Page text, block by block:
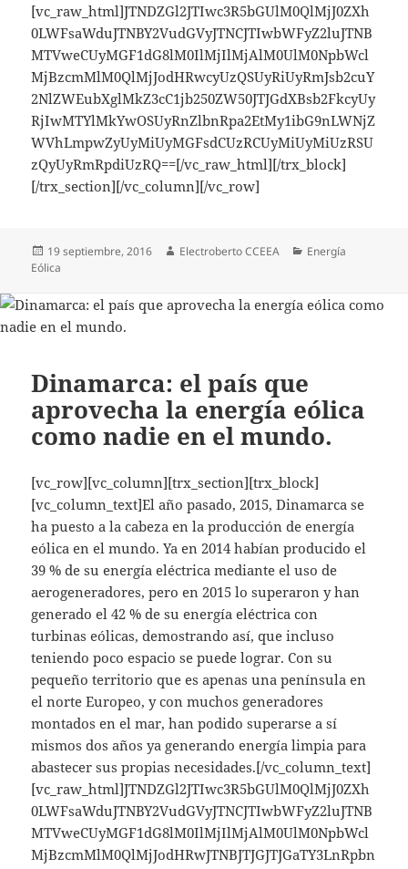
[vc_raw_html]JTNDZGl2JTIwc3R5bGUlM0QlMjJ0ZXh
0LWFsaWduJTNBY2VudGVyJTNCJTIwbWFyZ2luJTNB
MTVweCUyMGF1dG8lM0IlMjIlMjAlM0UlM0NpbWcl
MjBzcmMlM0QlMjJodHRwcyUzQSUyRiUyRmJsb2cuY
2NlZWEubXglMkZ3cC1jb250ZW50JTJGdXBsb2FkcyUy
RjIwMTYlMkYwOSUyRnZlbnRpa2EtMy1ibG9nLWNjZ
WVhLmpwZyUyMiUyMGFsdCUzRCUyMiUyMiUzRSU
zQyUyRmRpdiUzRQ==[/vc_raw_html][/trx_block]
[/trx_section][/vc_column][/vc_row]
Publicado
el
19 septiembre, 2016 Autor
Electroberto CCEEA Categorías
Energía
Eólica
Dinamarca: el país que
aprovecha la energía eólica
como nadie en el mundo.
[vc_row][vc_column][trx_section][trx_block]
[vc_column_text]El año pasado, 2015, Dinamarca se
ha puesto a la cabeza en la producción de energía
eólica en el mundo. Ya en 2014 habían producido el
39 % de su energía eléctrica mediante el uso de
aerogeneradores, pero en 2015 lo superaron y han
generado el 42 % de su energía eléctrica con
turbinas eólicas, demostrando así, que incluso
teniendo poco espacio se puede lograr. Con su
pequeño territorio que es apenas una península en
el norte Europeo, y con muchos generadores
montados en el mar, han podido superarse a sí
mismos dos años ya generando energía limpia para
abastecer sus propias necesidades.[/vc_column_text]
[vc_raw_html]JTNDZGl2JTIwc3R5bGUlM0QlMjJ0ZXh
0LWFsaWduJTNBY2VudGVyJTNCJTIwbWFyZ2luJTNB
MTVweCUyMGF1dG8lM0IlMjIlMjAlM0UlM0NpbWcl
MjBzcmMlM0QlMjJodHRwJTNBJTJGJTJGaTY3LnRpbn